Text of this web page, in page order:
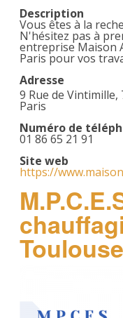
Description
Vous êtes à la
N'hésitez pas à
entreprise Maison
Paris pour vos
Adresse
9 Rue de Vintimille,
Paris
Numéro de
01 86 65 21 91
Site web
https://
Toulouse